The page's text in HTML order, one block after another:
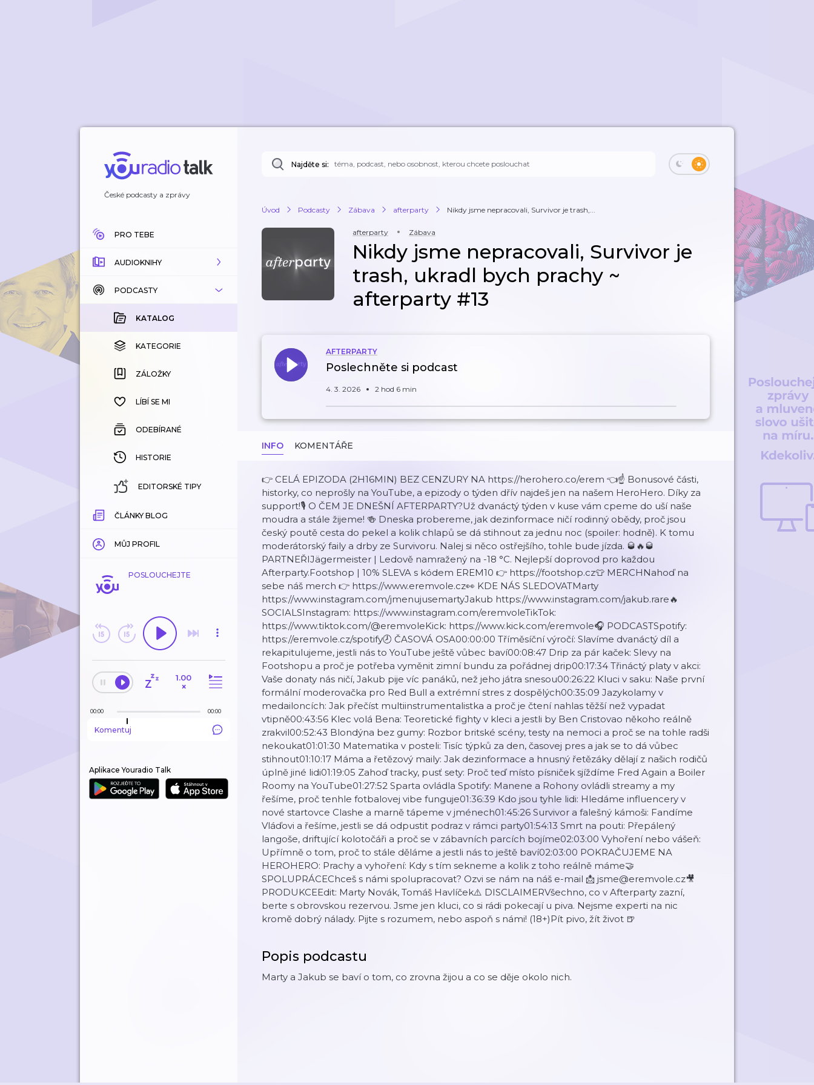
České podcasty a zprávy
PRO TEBE
AUDIOKNIHY
KATALOG
KOUPENÉ
KATEGORIE
ZÁLOŽKY
HISTORIE
PODCASTY
KATALOG
KATEGORIE
ZÁLOŽKY
LÍBÍ SE MI
ODEBÍRANÉ
HISTORIE
EDITORSKÉ TIPY
ČLÁNKY BLOG
MŮJ PROFIL
POSLOUCHEJTE
1.00
×
00:00 00:00
Komentuj
Aplikace Youradio Talk
Najděte si:
Úvod Podcasty Zábava afterparty Nikdy jsme nepracovali, Survivor je trash,...
afterparty Zábava
Nikdy jsme nepracovali, Survivor je
trash, ukradl bych prachy ~
afterparty #13
AFTERPARTY
Poslechněte si podcast
4. 3. 2026 2 hod 6 min
INFO KOMENTÁŘE
👉 CELÁ EPIZODA (2H16MIN) BEZ CENZURY NA https://herohero.co/erem 👈☝️ Bonusové části,
historky, co neprošly na YouTube, a epizody o týden dřív najdeš jen na našem HeroHero. Díky za
support!🎙️ O ČEM JE DNEŠNÍ AFTERPARTY?Už dvanáctý týden v kuse vám cpeme do uší naše
moudra a stále žijeme! 🍻 Dneska probereme, jak dezinformace ničí rodinný obědy, proč jsou
český poutě cesta do pekel a kolik chlapů se dá stihnout za jednu noc (spoiler: hodně). K tomu
moderátorský faily a drby ze Survivoru. Nalej si něco ostřejšího, tohle bude jízda. 🥃🔥🥃
PARTNEŘIJägermeister | Ledově namražený na -18 °C. Nejlepší doprovod pro každou
Afterparty.Footshop | 10% SLEVA s kódem EREM10 👉 https://footshop.cz👕 MERCHNahoď na
sebe náš merch 👉 https://www.eremvole.cz👀 KDE NÁS SLEDOVATMarty
https://www.instagram.com/jmenujusemartyJakub https://www.instagram.com/jakub.rare🔥
SOCIALSInstagram: https://www.instagram.com/eremvoleTikTok:
https://www.tiktok.com/@eremvoleKick: https://www.kick.com/eremvole🎧 PODCASTSpotify:
https://eremvole.cz/spotify🕗 ČASOVÁ OSA00:00:00 Tříměsíční výročí: Slavíme dvanáctý díl a
rekapitulujeme, jestli nás to YouTube ještě vůbec baví00:08:47 Drip za pár kaček: Slevy na
Footshopu a proč je potřeba vyměnit zimní bundu za pořádnej drip00:17:34 Třináctý platy v akci:
Vaše donaty nás ničí, Jakub pije víc panáků, než jeho játra snesou00:26:22 Kluci v saku: Naše první
formální moderovačka pro Red Bull a extrémní stres z dospělých00:35:09 Jazykolamy v
medailoncích: Jak přečíst multiinstrumentalistka a proč je čtení nahlas těžší než vypadat
vtipně00:43:56 Klec volá Bena: Teoretické fighty v kleci a jestli by Ben Cristovao někoho reálně
zrakvil00:52:43 Blondýna bez gumy: Rozbor britské scény, testy na nemoci a proč se na tohle radši
nekoukat01:01:30 Matematika v posteli: Tisíc týpků za den, časovej pres a jak se to dá vůbec
stihnout01:10:17 Máma a řetězový maily: Jak dezinformace a hnusný řetězáky dělají z našich rodičů
úplně jiné lidi01:19:05 Zahoď tracky, pusť sety: Proč teď místo písniček sjíždíme Fred Again a Boiler
Roomy na YouTube01:27:52 Sparta ovládla Spotify: Manene a Rohony ovládli streamy a my
řešíme, proč tenhle fotbalovej vibe funguje01:36:39 Kdo jsou tyhle lidi: Hledáme influencery v
nové startovce Clashe a marně tápeme v jménech01:45:26 Survivor a falešný kámoši: Fandíme
Vláďovi a řešíme, jestli se dá odpustit podraz v rámci party01:54:13 Smrt na pouti: Přepálený
langoše, driftující kolotočáři a proč se v zábavních parcích bojíme02:03:00 Vyhoření nebo vášeň:
Upřímně o tom, proč to stále děláme a jestli nás to ještě baví02:03:00 POKRAČUJEME NA
HEROHERO: Prachy a vyhoření: Kdy s tím sekneme a kolik z toho reálně máme🤝
SPOLUPRÁCEChceš s námi spolupracovat? Ozvi se nám na náš e-mail 📩 jsme@eremvole.cz🎥
PRODUKCEEdit: Marty Novák, Tomáš Havlíček⚠️ DISCLAIMERVšechno, co v Afterparty zazní,
berte s obrovskou rezervou. Jsme jen kluci, co si rádi pokecají u piva. Nejsme experti na nic
kromě dobrý nálady. Pijte s rozumem, nebo aspoň s námi! (18+)Pít pivo, žít život 🍺
Popis podcastu
Marty a Jakub se baví o tom, co zrovna žijou a co se děje okolo nich.